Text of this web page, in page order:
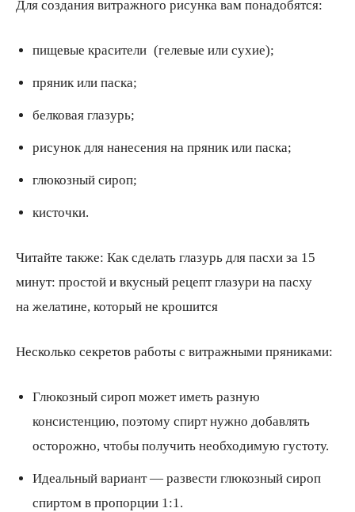
Для создания витражного рисунка вам понадобятся:
пищевые красители (гелевые или сухие);
пряник или паска;
белковая глазурь;
рисунок для нанесения на пряник или паска;
глюкозный сироп;
кисточки.
Читайте также: Как сделать глазурь для пасхи за 15
минут: простой и вкусный рецепт глазури на пасху
на желатине, который не крошится
Несколько секретов работы с витражными пряниками:
Глюкозный сироп может иметь разную
консистенцию, поэтому спирт нужно добавлять
осторожно, чтобы получить необходимую густоту.
Идеальный вариант — развести глюкозный сироп
спиртом в пропорции 1:1.